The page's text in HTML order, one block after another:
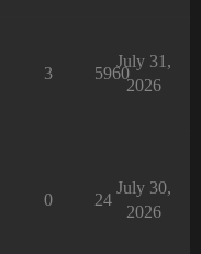
3 5960
July 31,
2026
0 24
July 30,
2026